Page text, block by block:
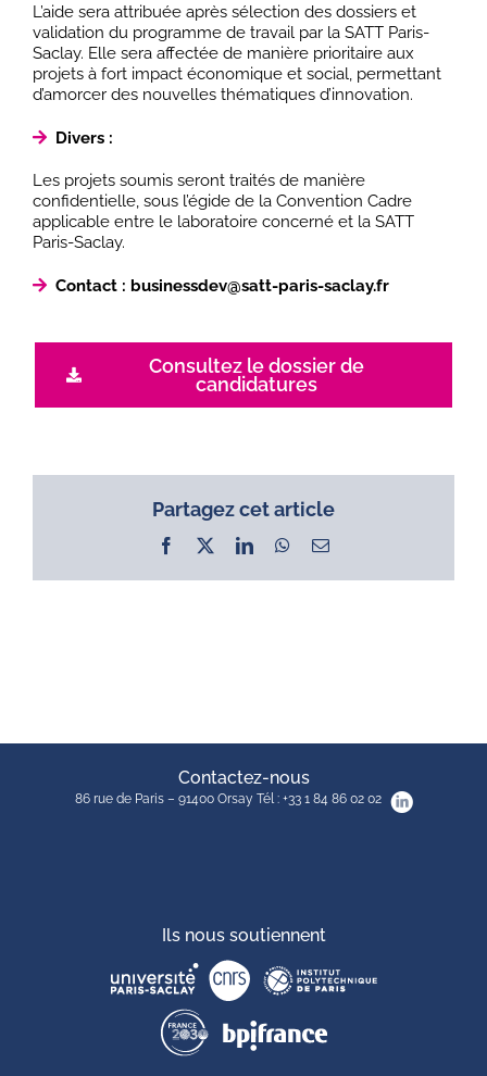
L’aide sera attribuée après sélection des dossiers et
validation du programme de travail par la SATT Paris-
Saclay. Elle sera affectée de manière prioritaire aux
projets à fort impact économique et social, permettant
d’amorcer des nouvelles thématiques d’innovation.
Divers :
Les projets soumis seront traités de manière
confidentielle, sous l’égide de la Convention Cadre
applicable entre le laboratoire concerné et la SATT
Paris-Saclay.
Contact : businessdev@satt-paris-saclay.fr
Consultez le dossier de
candidatures
Partagez cet article
Facebook LinkedInWhatsApp
Email
Contactez-nous
86 rue de Paris – 91400 Orsay Tél : +33 1 84 86 02 02
Ils nous soutiennent